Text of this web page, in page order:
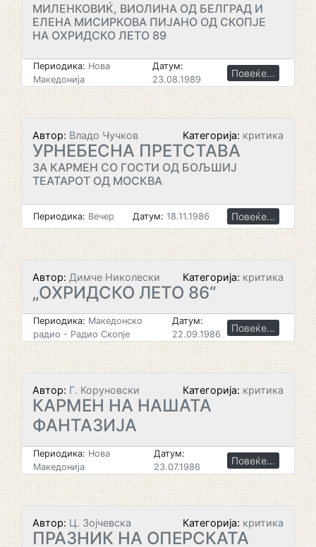
МИЛЕНКОВИЌ, ВИОЛИНА ОД БЕЛГРАД И
ЕЛЕНА МИСИРКОВА ПИЈАНО ОД СКОПЈЕ
НА ОХРИДСКО ЛЕТО 89
Периодика: Нова
Македонија
Датум:
23.08.1989
Повеќе...
Автор: Владо Чучков Категорија: критика
УРНЕБЕСНА ПРЕТСТАВА
ЗА КАРМЕН СО ГОСТИ ОД БОЉШИЈ
ТЕАТАРОТ ОД МОСКВА
Периодика: Вечер Датум: 18.11.1986 Повеќе...
Автор: Димче Николески Категорија: критика
„ОХРИДСКО ЛЕТО 86“
Периодика: Македонско
радио - Радио Скопје
Датум:
22.09.1986
Повеќе...
Автор: Г. Коруновски Категорија: критика
КАРМЕН НА НАШАТА
ФАНТАЗИЈА
Периодика: Нова
Македонија
Датум:
23.07.1986
Повеќе...
Автор: Ц. Зојчевска Категорија: критика
ПРАЗНИК НА ОПЕРСКАТА